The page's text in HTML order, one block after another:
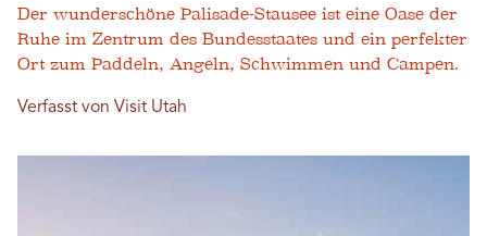
Der wunderschöne Palisade-Stausee ist eine Oase der
Ruhe im Zentrum des Bundesstaates und ein perfekter
Ort zum Paddeln, Angeln, Schwimmen und Campen.
Verfasst von Visit Utah